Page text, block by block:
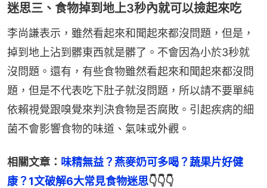
迷思三、食物掉到地上3秒內就可以撿起來吃
李尚謙表示，雖然看起來和聞起來都沒問題，但是，
掉到地上沾到髒東西就是髒了。不會因為小於3秒就
沒問題。還有，有些食物雖然看起來和聞起來都沒問
題，但是不代表吃下肚子就沒問題，所以請不要單純
依賴視覺跟嗅覺來判決食物是否腐敗。引起疾病的細
菌不會影響食物的味道、氣味或外觀。
相關文章： 味精無益？燕麥奶可多喝？蔬果片好健
康？1文破解6大常見食物迷思👇👇👇